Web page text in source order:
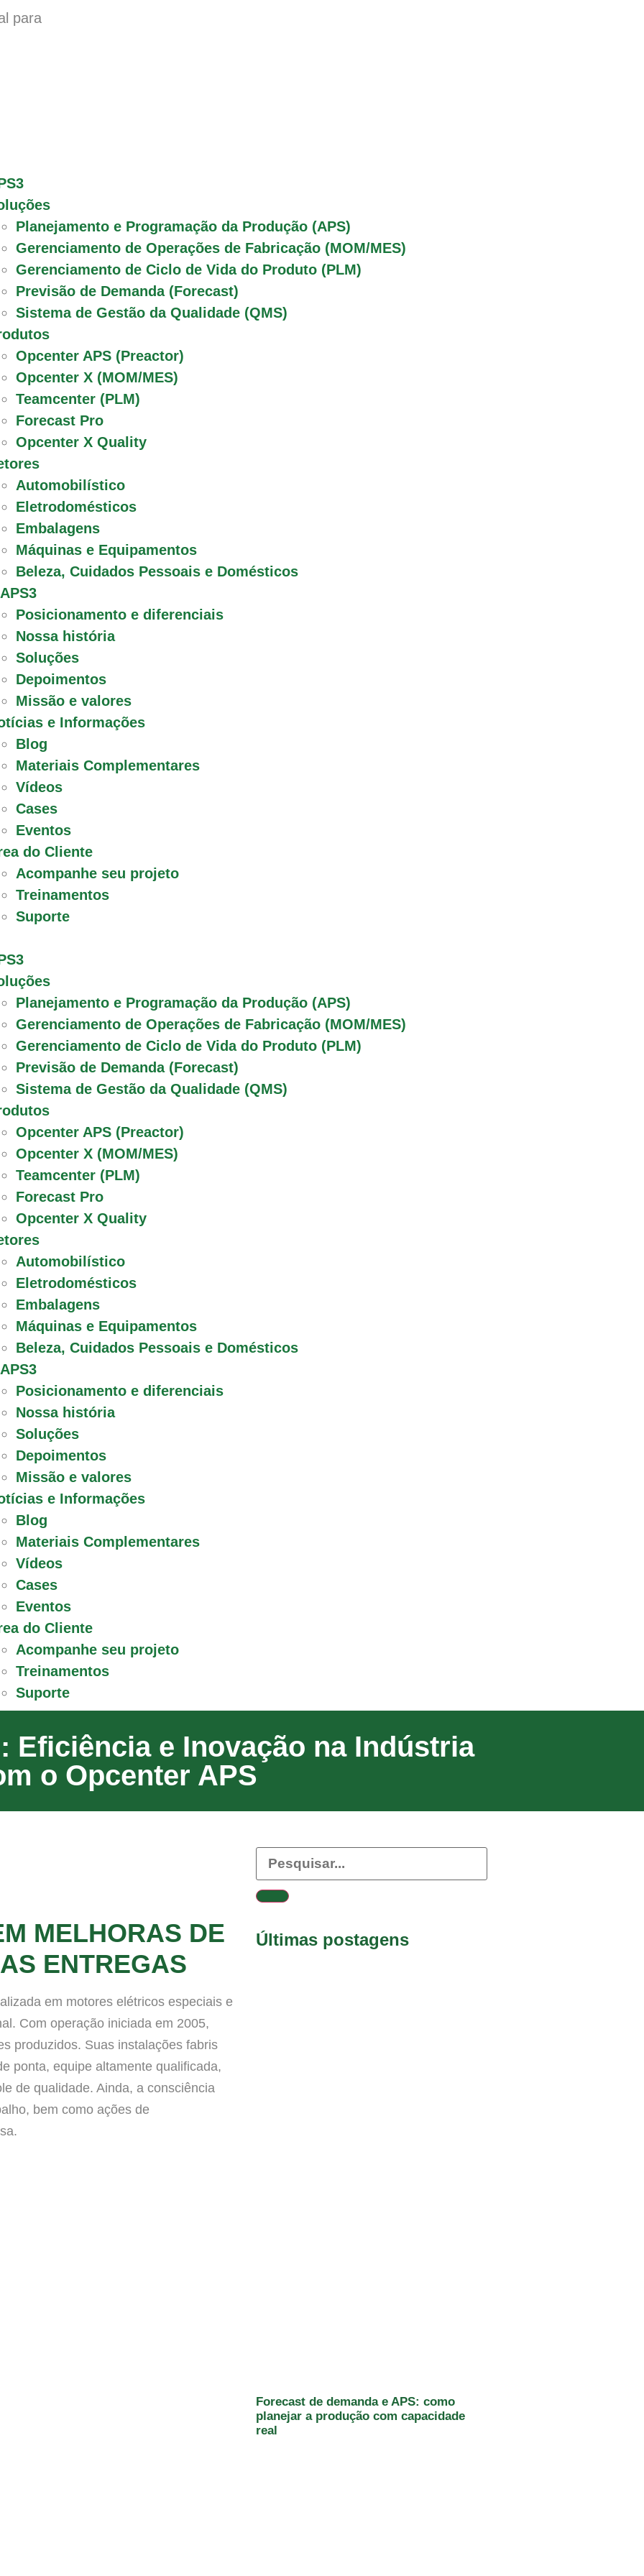
para
Planejamento e Programação da Produção (APS)
Gerenciamento de Operações de Fabricação (MOM/MES)
Gerenciamento de Ciclo de Vida do Produto (PLM)
Previsão de Demanda (Forecast)
Sistema de Gestão da Qualidade (QMS)
Opcenter APS (Preactor)
Opcenter X (MOM/MES)
Teamcenter (PLM)
Forecast Pro
Opcenter X Quality
Automobilístico
Eletrodomésticos
Embalagens
Máquinas e Equipamentos
Beleza, Cuidados Pessoais e Domésticos
Posicionamento e diferenciais
Nossa história
Soluções
Depoimentos
Missão e valores
e Informações
Blog
Materiais Complementares
Vídeos
Cases
Eventos
do Cliente
Acompanhe seu projeto
Treinamentos
Suporte
Planejamento e Programação da Produção (APS)
Gerenciamento de Operações de Fabricação (MOM/MES)
Gerenciamento de Ciclo de Vida do Produto (PLM)
Previsão de Demanda (Forecast)
Sistema de Gestão da Qualidade (QMS)
Opcenter APS (Preactor)
Opcenter X (MOM/MES)
Teamcenter (PLM)
Forecast Pro
Opcenter X Quality
Automobilístico
Eletrodomésticos
Embalagens
Máquinas e Equipamentos
Beleza, Cuidados Pessoais e Domésticos
Posicionamento e diferenciais
Nossa história
Soluções
Depoimentos
Missão e valores
e Informações
Blog
Materiais Complementares
Vídeos
Cases
Eventos
do Cliente
Acompanhe seu projeto
Treinamentos
Suporte
Eficiência e Inovação na Indústria
o Opcenter APS
MELHORAS DE
ENTREGAS
em motores elétricos especiais e
Com operação iniciada em 2005,
produzidos. Suas instalações fabris
ponta, equipe altamente qualificada,
de qualidade. Ainda, a consciência
bem como ações de
Últimas postagens
Forecast de demanda e APS: como
planejar a produção com capacidade
real